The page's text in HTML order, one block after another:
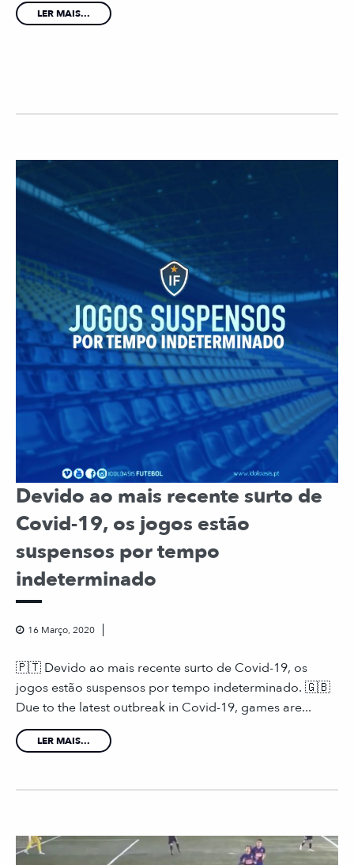
LER MAIS...
Devido ao mais recente surto de
Covid-19, os jogos estão
suspensos por tempo
indeterminado
16 Março, 2020
🇵🇹 Devido ao mais recente surto de Covid-19, os
jogos estão suspensos por tempo indeterminado. 🇬🇧
Due to the latest outbreak in Covid-19, games are...
LER MAIS...